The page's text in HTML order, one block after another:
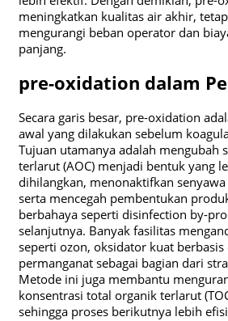
meningkatkan kualitas air akhir,
mengurangi beban operator dan
panjang.
pre-oxidation dalam
Secara garis besar, pre-oxidation
awal yang dilakukan sebelum
Tujuan utamanya adalah mengubah
terlarut (AOC) menjadi bentuk yang
dihilangkan, menonaktifkan
serta mencegah pembentukan
berbahaya seperti disinfection by-
selanjutnya. Banyak fasilitas
seperti ozon, oksidator kuat berbasis
permanganat sebagai bagian dari
Metode ini juga membantu
konsentrasi total organik terlarut
sehingga proses berikutnya lebih